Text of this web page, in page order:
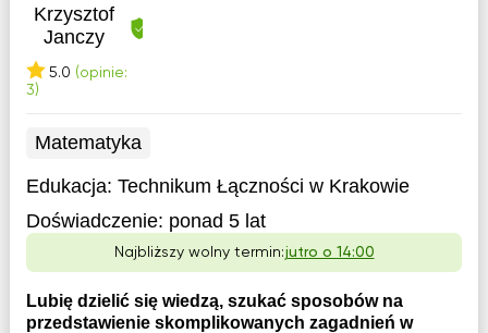
Krzysztof
Janczy
5.0 (opinie:
3)
Matematyka
Edukacja: Technikum Łączności w Krakowie
Doświadczenie: ponad 5 lat
Najbliższy wolny termin:jutro o 14:00
Lubię dzielić się wiedzą, szukać sposobów na
przedstawienie skomplikowanych zagadnień w